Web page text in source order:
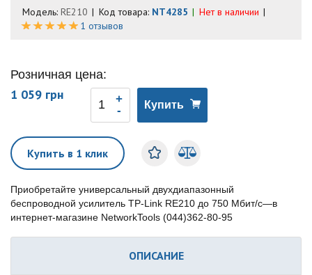
Модель: RE210 Код товара: NT4285
Нет в наличии
1 отзывов
Розничная цена:
1 059 грн
Купить
Купить в 1 клик
Приобретайте универсальный двухдиапазонный
беспроводной усилитель TP-Link RE210 до 750 Мбит/с—в
интернет-магазине NetworkTools (044)362-80-95
ОПИСАНИЕ